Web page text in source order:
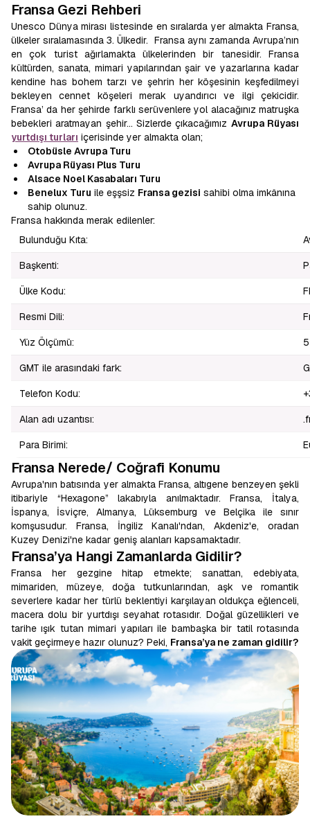
Fransa Gezi Rehberi
Unesco Dünya mirası listesinde en sıralarda yer almakta Fransa,
ülkeler sıralamasında 3. Ülkedir. Fransa aynı zamanda Avrupa’nın
en çok turist ağırlamakta ülkelerinden bir tanesidir. Fransa
kültürden, sanata, mimari yapılarından şair ve yazarlarına kadar
kendine has bohem tarzı ve şehrin her köşesinin keşfedilmeyi
bekleyen cennet köşeleri merak uyandırıcı ve ilgi çekicidir.
Fransa’ da her şehirde farklı serüvenlere yol alacağınız matruşka
bebekleri aratmayan şehir… Sizlerde çıkacağımız Avrupa Rüyası
yurtdışı turları içerisinde yer almakta olan;
Otobüsle Avrupa Turu
Avrupa Rüyası Plus Turu
Alsace Noel Kasabaları Turu
Benelux Turu ile eşşsiz Fransa gezisi sahibi olma imkânına
sahip olunuz.
Fransa hakkında merak edilenler:
Bulunduğu Kıta:
Başkenti:
Ülke Kodu:
Resmi Dili:
Yüz Ölçümü:
GMT ile arasındaki fark:
Telefon Kodu:
Alan adı uzantısı:
Para Birimi:
Fransa Nerede/ Coğrafi Konumu
Avrupa'nın batısında yer almakta Fransa, altıgene benzeyen şekli
itibariyle “Hexagone” lakabıyla anılmaktadır. Fransa, İtalya,
İspanya, İsviçre, Almanya, Lüksemburg ve Belçika ile sınır
komşusudur. Fransa, İngiliz Kanalı'ndan, Akdeniz'e, oradan
Kuzey Denizi'ne kadar geniş alanları kapsamaktadır.
Fransa’ya Hangi Zamanlarda Gidilir?
Fransa her gezgine hitap etmekte; sanattan, edebiyata,
mimariden, müzeye, doğa tutkunlarından, aşk ve romantik
severlere kadar her türlü beklentiyi karşılayan oldukça eğlenceli,
macera dolu bir yurtdışı seyahat rotasıdır. Doğal güzellikleri ve
tarihe ışık tutan mimari yapıları ile bambaşka bir tatil rotasında
vakit geçirmeye hazır olunuz? Peki, Fransa’ya ne zaman gidilir?